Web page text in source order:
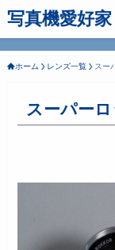
写真機愛好家
ホーム レンズ一覧 スー
スーパー